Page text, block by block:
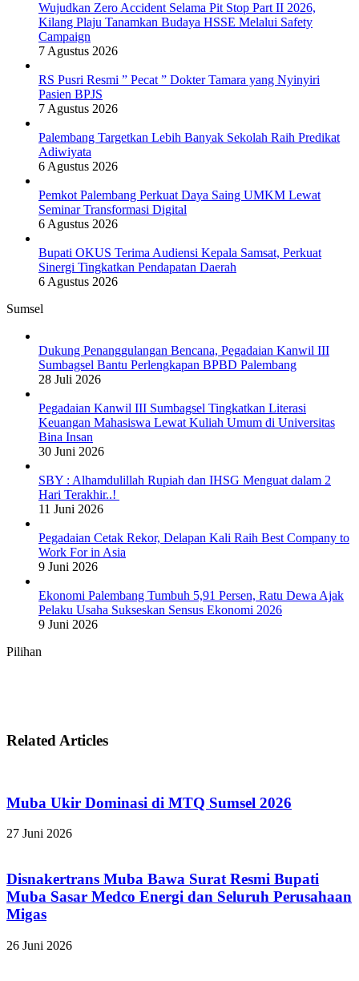
Wujudkan Zero Accident Selama Pit Stop Part II 2026,
Kilang Plaju Tanamkan Budaya HSSE Melalui Safety
Campaign
7 Agustus 2026
RS Pusri Resmi ” Pecat ” Dokter Tamara yang Nyinyiri
Pasien BPJS
7 Agustus 2026
Palembang Targetkan Lebih Banyak Sekolah Raih Predikat
Adiwiyata
6 Agustus 2026
Pemkot Palembang Perkuat Daya Saing UMKM Lewat
Seminar Transformasi Digital
6 Agustus 2026
Bupati OKUS Terima Audiensi Kepala Samsat, Perkuat
Sinergi Tingkatkan Pendapatan Daerah
6 Agustus 2026
Sumsel
Dukung Penanggulangan Bencana, Pegadaian Kanwil III
Sumbagsel Bantu Perlengkapan BPBD Palembang
28 Juli 2026
Pegadaian Kanwil III Sumbagsel Tingkatkan Literasi
Keuangan Mahasiswa Lewat Kuliah Umum di Universitas
Bina Insan
30 Juni 2026
SBY : Alhamdulillah Rupiah dan IHSG Menguat dalam 2
Hari Terakhir..!
11 Juni 2026
Pegadaian Cetak Rekor, Delapan Kali Raih Best Company to
Work For in Asia
9 Juni 2026
Ekonomi Palembang Tumbuh 5,91 Persen, Ratu Dewa Ajak
Pelaku Usaha Sukseskan Sensus Ekonomi 2026
9 Juni 2026
Pilihan
Related Articles
Muba Ukir Dominasi di MTQ Sumsel 2026
27 Juni 2026
Disnakertrans Muba Bawa Surat Resmi Bupati
Muba Sasar Medco Energi dan Seluruh Perusahaan
Migas
26 Juni 2026